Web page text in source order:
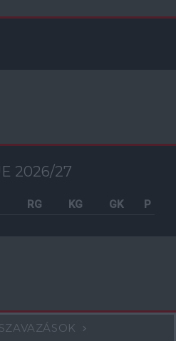
2026/27
RG KG GK P